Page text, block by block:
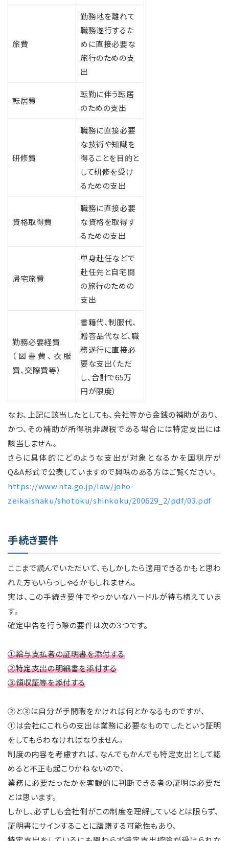
旅費
勤務地を離れて
職務遂行するた
めに直接必要な
旅行のための支
出
転居費
転勤に伴う転居
のための支出
研修費
職務に直接必要
な技術や知識を
得ることを目的と
して研修を受け
るための支出
資格取得費
職務に直接必要
な資格を取得す
るための支出
帰宅旅費
単身赴任などで
赴任先と自宅間
の旅行のための
支出
勤務必要経費
（図書費、衣服
費、交際費等）
書籍代、制服代、
贈答品代など、職
務遂行に直接必
要な支出（ただ
し、合計で65万
円が限度）
なお、上記に該当したとしても、会社等から金銭の補助があり、
かつ、その補助が所得税非課税である場合には特定支出には
該当しません。
さらに具体的にどのような支出が対象となるかを国税庁が
Q&A形式で公表していますので興味のある方はご覧ください。
https://www.nta.go.jp/law/joho-
zeikaishaku/shotoku/shinkoku/200629_2/pdf/03.pdf
手続き要件
ここまで読んでいただいて、もしかしたら適用できるかもと思わ
れた方もいらっしゃるかもしれません。
実は、この手続き要件でやっかいなハードルが待ち構えていま
す。
確定申告を行う際の要件は次の３つです。
①給与支払者の証明書を添付する
②特定支出の明細書を添付する
③領収証等を添付する
②と③は自分が手間暇をかければ何とかなるものですが、
①は会社にこれらの支出は業務に必要なものでしたという証明
をしてもらわなければなりません。
制度の内容を考慮すれば、なんでもかんでも特定支出として認
めると不正も起こりかねないので、
業務に必要だったかを客観的に判断できる者の証明は必要だ
とは思います。
しかし、必ずしも会社側がこの制度を理解しているとは限らず、
証明書にサインすることに躊躇する可能性もあり、